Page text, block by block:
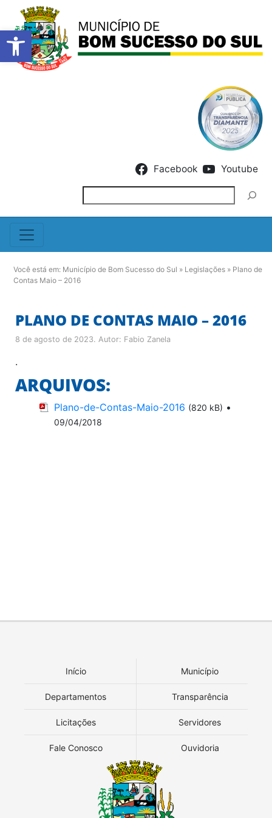
Barra de Ferramentas
Facebook Youtube
Você está em: Município de Bom Sucesso do Sul » Legislações » Plano de
Contas Maio – 2016
PLANO DE CONTAS MAIO – 2016
8 de agosto de 2023. Autor: Fabio Zanela
.
ARQUIVOS:
Plano-de-Contas-Maio-2016 (820 kB) •
09/04/2018
Início Município
Departamentos Transparência
Licitações Servidores
Fale Conosco Ouvidoria